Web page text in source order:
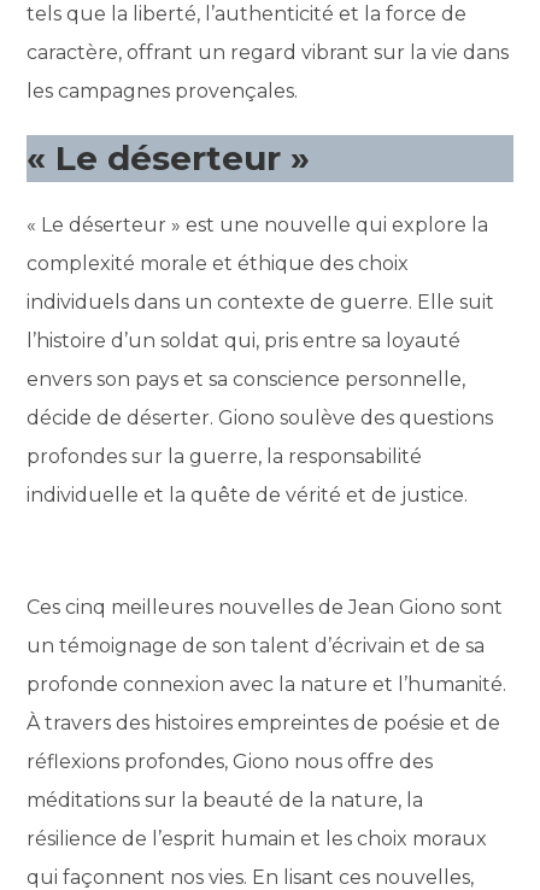
tels que la liberté, l’authenticité et la force de
caractère, offrant un regard vibrant sur la vie dans
les campagnes provençales.
« Le déserteur »
« Le déserteur » est une nouvelle qui explore la
complexité morale et éthique des choix
individuels dans un contexte de guerre. Elle suit
l’histoire d’un soldat qui, pris entre sa loyauté
envers son pays et sa conscience personnelle,
décide de déserter. Giono soulève des questions
profondes sur la guerre, la responsabilité
individuelle et la quête de vérité et de justice.
Ces cinq meilleures nouvelles de Jean Giono sont
un témoignage de son talent d’écrivain et de sa
profonde connexion avec la nature et l’humanité.
À travers des histoires empreintes de poésie et de
réflexions profondes, Giono nous offre des
méditations sur la beauté de la nature, la
résilience de l’esprit humain et les choix moraux
qui façonnent nos vies. En lisant ces nouvelles,